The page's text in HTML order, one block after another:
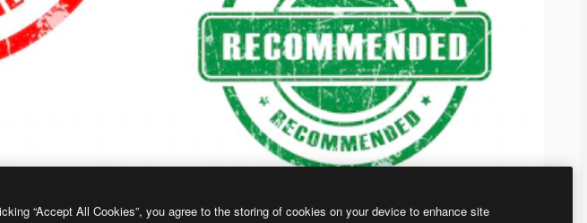
“Accept All Cookies”, you agree to the storing of cookies on your device to enhance site